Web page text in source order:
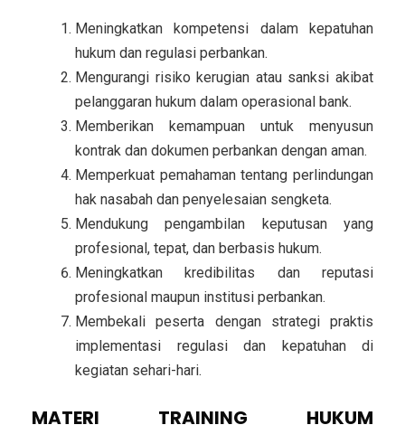
Meningkatkan kompetensi dalam kepatuhan
hukum dan regulasi perbankan.
Mengurangi risikokerugian atau sanksi akibat
pelanggaran hukum dalam operasional bank.
Memberikan kemampuan untuk menyusun
kontrak dan dokumen perbankan dengan aman.
Memperkuat pemahaman tentang perlindungan
hak nasabah dan penyelesaian sengketa.
Mendukung pengambilan keputusan yang
profesional, tepat, dan berbasis hukum.
Meningkatkan kredibilitas dan reputasi
profesional maupun institusi perbankan.
Membekali peserta dengan strategi praktis
implementasi regulasi dan kepatuhan di
kegiatan sehari-hari.
MATERI TRAINING HUKUM